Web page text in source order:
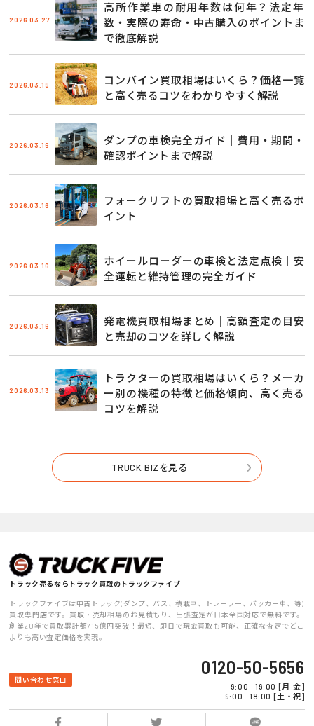
2026.03.27
高所作業車の耐用年数は何年？法定年
数・実際の寿命・中古購入のポイントま
で徹底解説
2026.03.19
コンバイン買取相場はいくら？価格一覧
と高く売るコツをわかりやすく解説
2026.03.16
ダンプの車検完全ガイド｜費用・期間・
確認ポイントまで解説
2026.03.16
フォークリフトの買取相場と高く売るポ
イント
2026.03.16
ホイールローダーの車検と法定点検｜安
全運転と維持管理の完全ガイド
2026.03.16
発電機買取相場まとめ｜高額査定の目安
と売却のコツを詳しく解説
2026.03.13
トラクターの買取相場はいくら？メーカ
ー別の機種の特徴と価格傾向、高く売る
コツを解説
TRUCK BIZを見る
トラック売るならトラック買取のトラックファイブ
トラックファイブは中古トラック(ダンプ、バス、積載車、トレーラー、パッカー車、等)
買取専門店です。買取・売却相場のお見積もり、出張査定が日本全国対応で無料です。
創業20年で買取累計額715億円突破！最短、即日で現金買取も可能、正確な査定でどこ
よりも高い査定価格を実現。
問い合わせ窓口
0120-50-5656
9:00 - 19:00 [月-金]
9:00 - 18:00 [土・祝]